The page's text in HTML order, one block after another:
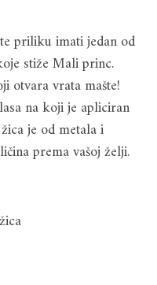
priliku imati jedan od
stiže Mali princ.
otvara vrata mašte!
na koji je apliciran
je od metala i
prema vašoj želji.